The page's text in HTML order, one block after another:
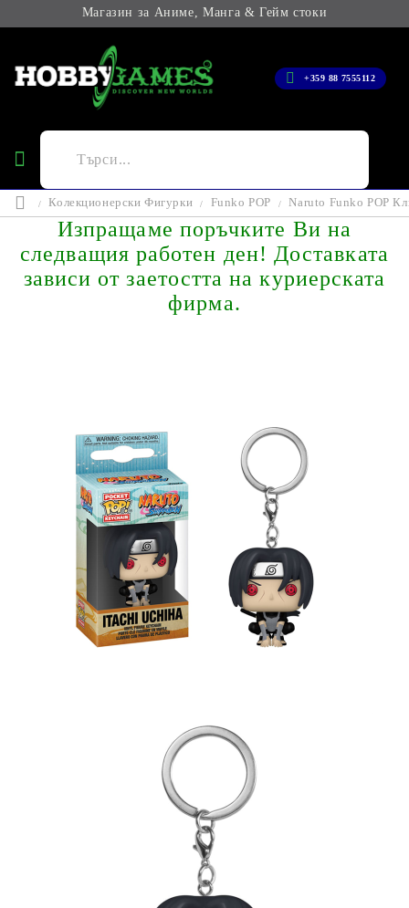
Магазин за Аниме, Манга & Гейм стоки
+359 88 7555112
Колекционерски Фигурки Funko POP Naruto Funko POP
Изпращаме поръчките Ви на
следващия работен ден! Доставката
зависи от заетостта на куриерската
фирма.